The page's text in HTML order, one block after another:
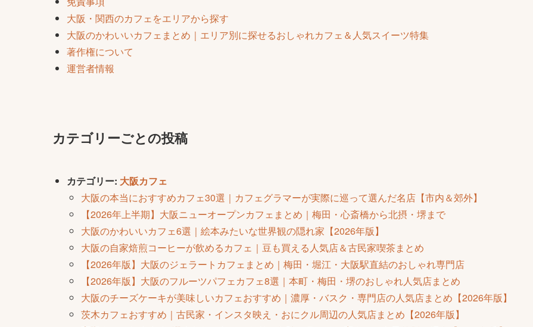
大阪・関西のカフェをエリアから探す
大阪のかわいいカフェまとめ｜エリア別に探せるおしゃれカフェ＆人気スイーツ特集
著作権について
運営者情報
カテゴリーごとの投稿
カテゴリー: 大阪カフェ
大阪の本当におすすめカフェ30選｜カフェグラマーが実際に巡って選んだ名店【市内＆郊外】
【2026年上半期】大阪ニューオープンカフェまとめ｜梅田・心斎橋から北摂・堺まで
大阪のかわいいカフェ6選｜絵本みたいな世界観の隠れ家【2026年版】
大阪の自家焙煎コーヒーが飲めるカフェ｜豆も買える人気店＆古民家喫茶まとめ
【2026年版】大阪のジェラートカフェまとめ｜梅田・堀江・大阪駅直結のおしゃれ専門店
【2026年版】大阪のフルーツパフェカフェ8選｜本町・梅田・堺のおしゃれ人気店まとめ
大阪のチーズケーキが美味しいカフェおすすめ｜濃厚・バスク・専門店の人気店まとめ【2026年版】
茨木カフェおすすめ｜古民家・インスタ映え・おにクル周辺の人気店まとめ【2026年版】